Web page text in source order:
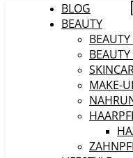
BLOG
BEAUTY
MAKE-